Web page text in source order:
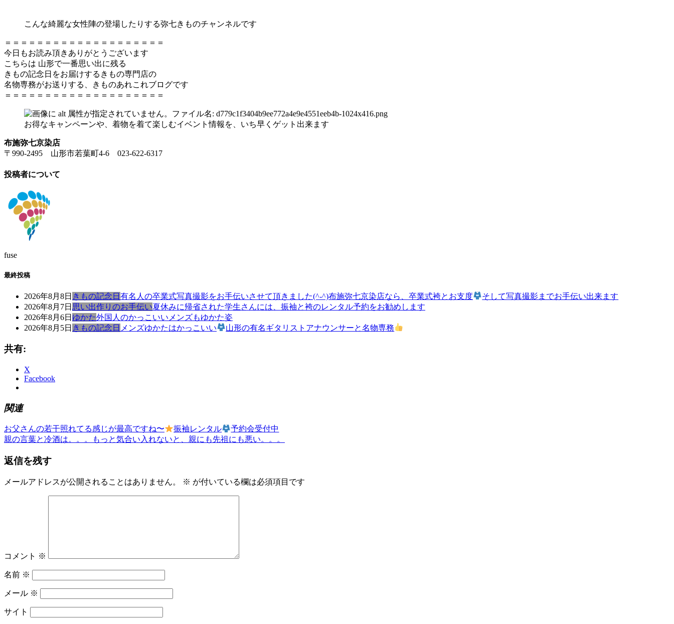
こんな綺麗な女性陣の登場したりする弥七きものチャンネルです
＝＝＝＝＝＝＝＝＝＝＝＝＝＝＝＝＝＝＝＝
今日もお読み頂きありがとうございます
こちらは 山形で一番思い出に残る
きもの記念日をお届けするきもの専門店の
名物専務がお送りする、きものあれこれブログです
＝＝＝＝＝＝＝＝＝＝＝＝＝＝＝＝＝＝＝＝
お得なキャンペーンや、着物を着て楽しむイベント情報を、いち早くゲット出来ます
布施弥七京染店
〒990-2495 山形市若葉町4-6 023-622-6317
投稿者について
fuse
最終投稿
2026年8月8日 きもの記念日 有名人の卒業式写真撮影をお手伝いさせて頂きました(^-^)布施弥七京染店なら、卒業式袴とお支度
そして写真撮影までお手伝い出来ます
2026年8月7日 思い出作りのお手伝い夏休みに帰省された学生さんには、振袖と袴のレンタル予約をお勧めします
2026年8月6日 ゆかた外国人のかっこいいメンズもゆかた姿
2026年8月5日 きもの記念日 メンズゆかたはかっこいい 山形の有名ギタリストアナウンサーと名物専務
共有:
X
Facebook
関連
き
も
ゆ
た
レ
タ
名
物
専
投
ナ
ビ
ン
前
の
事:
お父さんの若干照れてる感じが最高ですね〜 振袖レンタル
予約会受付中
次
記
親の言葉と冷酒は。。。もっと気合い入れないと、親にも先祖にも悪い。。。
返信を残す
メールアドレスが公開されることはありません。 ※ が付いている欄は必須項目です
コメント ※
名前 ※
メール ※
サイト